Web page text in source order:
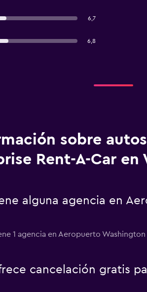
6,7
6,8
sobre
Rent-A-Car en
alguna agencia en
1 agencia en Aeropuerto Washington
cancelación gratis